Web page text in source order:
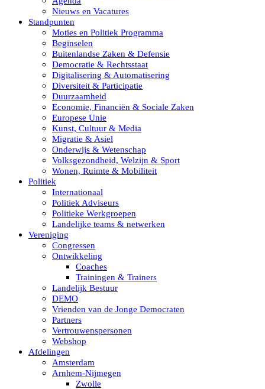
Nieuws en Vacatures
Standpunten
Moties en Politiek Programma
Beginselen
Buitenlandse Zaken & Defensie
Democratie & Rechtsstaat
Digitalisering & Automatisering
Diversiteit & Participatie
Duurzaamheid
Economie, Financiën & Sociale Zaken
Europese Unie
Kunst, Cultuur & Media
Migratie & Asiel
Onderwijs & Wetenschap
Volksgezondheid, Welzijn & Sport
Wonen, Ruimte & Mobiliteit
Politiek
Internationaal
Politiek Adviseurs
Politieke Werkgroepen
Landelijke teams & netwerken
Vereniging
Congressen
Ontwikkeling
Coaches
Trainingen & Trainers
Landelijk Bestuur
DEMO
Vrienden van de Jonge Democraten
Partners
Vertrouwenspersonen
Webshop
Afdelingen
Amsterdam
Arnhem-Nijmegen
Zwolle